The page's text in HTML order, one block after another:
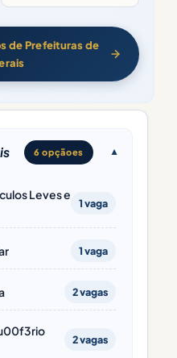
de Prefeituras de
6 opçãoes
Leves e
1 vaga
1 vaga
2 vagas
2 vagas